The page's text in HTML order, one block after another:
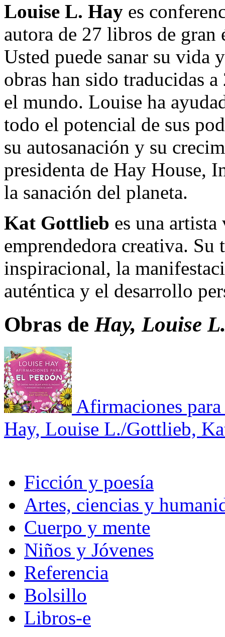
Louise L. Hay es
autora de 27 libros de gran
Usted puede sanar su vida
obras han sido traducidas
el mundo. Louise ha
todo el potencial de sus
su autosanación y su
presidenta de Hay House,
la sanación del planeta.
Kat Gottlieb es una
emprendedora creativa.
inspiracional, la
auténtica y el desarrollo
Obras de Hay, Louise
Afirmaciones
Hay, Louise L./Gottlieb,
Ficción y poesía
Artes, ciencias y
Cuerpo y mente
Niños y Jóvenes
Referencia
Bolsillo
Libros-e